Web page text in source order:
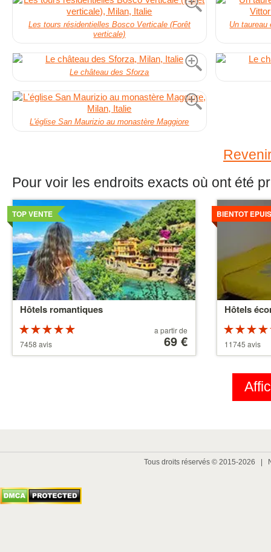
Les tours résidentielles Bosco Verticale (Forêt
verticale)
Un taureau
Le château des Sforza
L'église San Maurizio au monastère Maggiore
Pour voir les endroits exacts où ont été
Hôtels romantiques
TOP VENTE
5 etoiles sur 5
7458 avis
39 €
a partir de
69 €
Voir
les
details
Hôtels
BIENTOT
5 etoiles
11745 avis
Voir
les
details
Tous droits réservés © 2015-2026 |